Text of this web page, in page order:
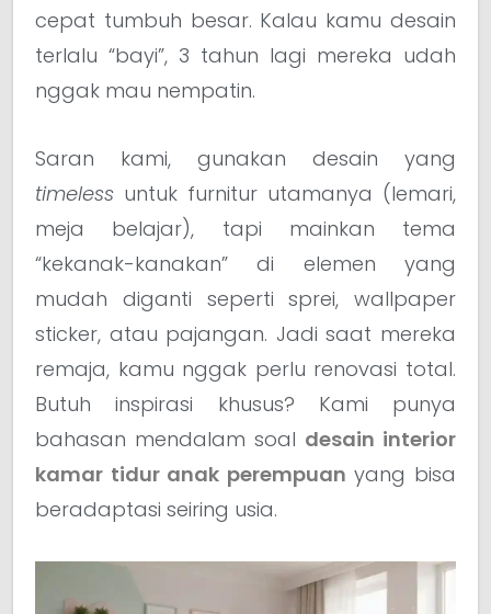
cepat tumbuh besar. Kalau kamu desain
terlalu “bayi”, 3 tahun lagi mereka udah
nggak mau nempatin.
Saran kami, gunakan desain yang
timeless untuk furnitur utamanya (lemari,
meja belajar), tapi mainkan tema
“kekanak-kanakan” di elemen yang
mudah diganti seperti sprei, wallpaper
sticker, atau pajangan. Jadi saat mereka
remaja, kamu nggak perlu renovasi total.
Butuh inspirasi khusus? Kami punya
bahasan mendalam soal desain interior
kamar tidur anak perempuan yang bisa
beradaptasi seiring usia.